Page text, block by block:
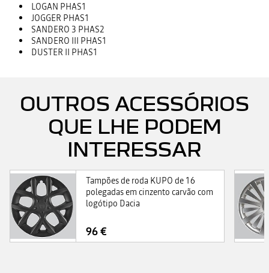
LOGAN PHAS1
JOGGER PHAS1
SANDERO 3 PHAS2
SANDERO III PHAS1
DUSTER II PHAS1
OUTROS ACESSÓRIOS
QUE LHE PODEM
INTERESSAR
Tampões de roda KUPO de 16
polegadas em cinzento carvão com
logótipo Dacia
96 €